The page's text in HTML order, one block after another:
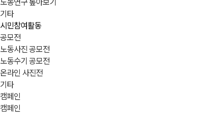
기타
시민참여활동
공모전
노동사진 공모전
노동수기 공모전
온라인 사진전
기타
캠페인
캠페인